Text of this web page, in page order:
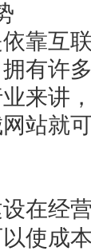
靠互
有许
来讲
站就
在经
使成